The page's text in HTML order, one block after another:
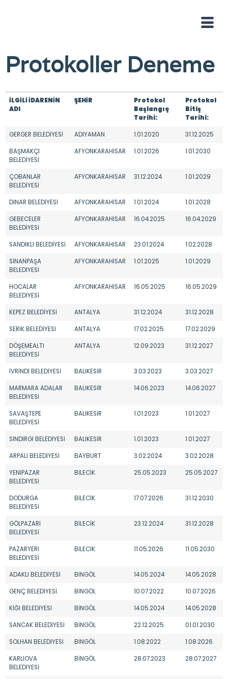
Protokoller Deneme
İLGİLİ İDARENİN
ADI
ŞEHİR
Protokol
Başlangıç
Tarihi:
Protokol
Bitiş
Tarihi:
GERGER BELEDİYESİ ADIYAMAN 1.01.2020 31.12.2025
BAŞMAKÇI
BELEDİYESİ
AFYONKARAHİSAR 1.01.2026 1.01.2030
ÇOBANLAR
BELEDİYESİ
AFYONKARAHİSAR 31.12.2024 1.01.2029
DİNAR BELEDİYESİ AFYONKARAHİSAR 1.01.2024 1.01.2028
GEBECELER
BELEDİYESİ
AFYONKARAHİSAR 16.04.2025 16.04.2029
SANDIKLI BELEDİYESİ AFYONKARAHİSAR 23.01.2024 1.02.2028
SİNANPAŞA
BELEDİYESİ
AFYONKARAHİSAR 1.01.2025 1.01.2029
HOCALAR
BELEDİYESİ
AFYONKARAHİSAR 16.05.2025 16.05.2029
KEPEZ BELEDİYESİ ANTALYA 31.12.2024 31.12.2028
SERİK BELEDİYESİ ANTALYA 17.02.2025 17.02.2029
DÖŞEMEALTI
BELEDİYESİ
ANTALYA 12.09.2023 31.12.2027
İVRİNDİ BELEDİYESİ BALIKESİR 3.03.2023 3.03.2027
MARMARA ADALAR
BELEDİYESİ
BALIKESİR 14.06.2023 14.06.2027
SAVAŞTEPE
BELEDİYESİ
BALIKESİR 1.01.2023 1.01.2027
SINDIRGI BELEDİYESİ BALIKESİR 1.01.2023 1.01.2027
ARPALI BELEDİYESİ BAYBURT 3.02.2024 3.02.2028
YENİPAZAR
BELEDİYESİ
BİLECİK 25.05.2023 25.05.2027
DODURGA
BELEDİYESİ
BİLECİK 17.07.2026 31.12.2030
GÖLPAZARI
BELEDİYESİ
BİLECİK 23.12.2024 31.12.2028
PAZARYERİ
BELEDİYESİ
BİLECİK 11.05.2026 11.05.2030
ADAKLI BELEDİYESİ BİNGÖL 14.05.2024 14.05.2028
GENÇ BELEDİYESİ BİNGÖL 10.07.2022 10.07.2026
KİĞI BELEDİYESİ BİNGÖL 14.05.2024 14.05.2028
SANCAK BELEDİYESİ BİNGÖL 22.12.2025 01.01.2030
SOLHAN BELEDİYESİ BİNGÖL 1.08.2022 1.08.2026
KARLIOVA
BELEDİYESİ
BİNGÖL 28.07.2023 28.07.2027